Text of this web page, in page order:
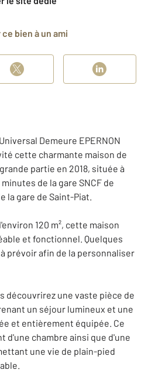
ce bien à un ami
Demeure EPERNON
cette charmante maison de
partie en 2018, située à
de la gare SNCF de
la gare de Saint-Piat.
120 m², cette maison
et fonctionnel. Quelques
prévoir afin de la personnaliser
découvrirez une vaste pièce de
un séjour lumineux et une
et entièrement équipée. Ce
d'une chambre ainsi que d'une
une vie de plain-pied